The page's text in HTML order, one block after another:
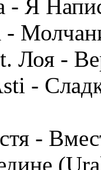
- Я
-
Лоя -
-
-